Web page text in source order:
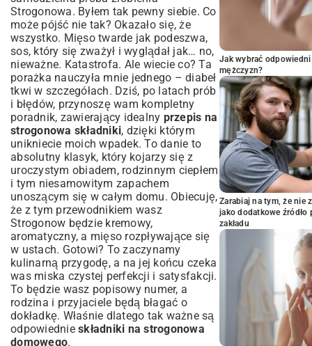
Strogonowa. Byłem tak pewny siebie. Co
może pójść nie tak? Okazało się, że
wszystko. Mięso twarde jak podeszwa,
sos, który się zważył i wyglądał jak… no,
nieważne. Katastrofa. Ale wiecie co? Ta
porażka nauczyła mnie jednego – diabeł
tkwi w szczegółach. Dziś, po latach prób
i błędów, przynoszę wam kompletny
poradnik, zawierający idealny przepis na
strogonowa składniki, dzięki którym
unikniecie moich wpadek. To danie to
absolutny klasyk, który kojarzy się z
uroczystym obiadem, rodzinnym ciepłem
i tym niesamowitym zapachem
unoszącym się w całym domu. Obiecuję,
że z tym przewodnikiem wasz
Strogonow będzie kremowy,
aromatyczny, a mięso rozpływające się
w ustach. Gotowi? To zaczynamy
kulinarną przygodę, a na jej końcu czeka
was miska czystej perfekcji i satysfakcji.
To będzie wasz popisowy numer, a
rodzina i przyjaciele będą błagać o
dokładkę. Właśnie dlatego tak ważne są
odpowiednie składniki na strogonowa
domowego.
Jak wybrać
mężczyzn?
Zarabiaj na tym, że nie
jako dodatkowe
zakładu